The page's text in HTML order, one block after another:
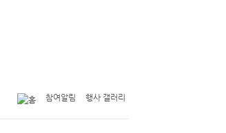
참여알림 행사 갤러리